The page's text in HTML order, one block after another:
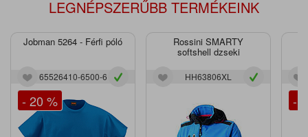
LEGNÉPSZERŰBB TERMÉKEINK
Jobman 5264 - Férfi póló
65526410-6500-6
- 20 %
Rossini SMARTY
softshell dzseki
HH63806XL
-